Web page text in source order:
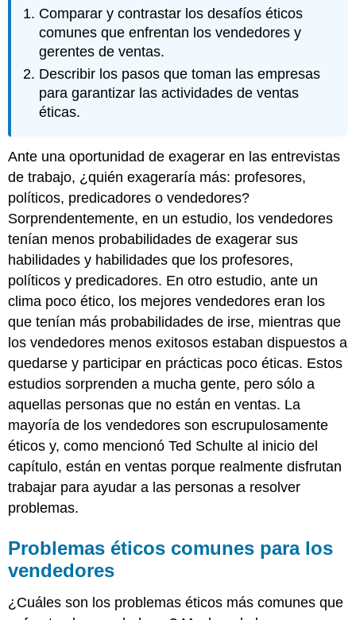
los
vendedores
Salvaguardias
de
Desafíos
que
los
Gerentes
Llave
para
llevar
Preguntas
de
Comparar y contrastar los desafíos éticos
comunes que enfrentan los vendedores y
gerentes de ventas.
Describir los pasos que toman las empresas
para garantizar las actividades de ventas
éticas.
Ante una oportunidad de exagerar en las entrevistas
de trabajo, ¿quién exageraría más: profesores,
políticos, predicadores o vendedores?
Sorprendentemente, en un estudio, los vendedores
tenían menos probabilidades de exagerar sus
habilidades y habilidades que los profesores,
políticos y predicadores. En otro estudio, ante un
clima poco ético, los mejores vendedores eran los
que tenían más probabilidades de irse, mientras que
los vendedores menos exitosos estaban dispuestos a
quedarse y participar en prácticas poco éticas. Estos
estudios sorprenden a mucha gente, pero sólo a
aquellas personas que no están en ventas. La
mayoría de los vendedores son escrupulosamente
éticos y, como mencionó Ted Schulte al inicio del
capítulo, están en ventas porque realmente disfrutan
trabajar para ayudar a las personas a resolver
problemas.
Problemas éticos comunes para los
vendedores
¿Cuáles son los problemas éticos más comunes que